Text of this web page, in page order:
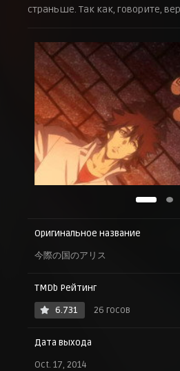
страньше. Так как, говорите,
Оригинальное название
今際の国のアリス
TMDb Рейтинг
6.731
26 госов
Дата выхода
Oct. 17, 2014